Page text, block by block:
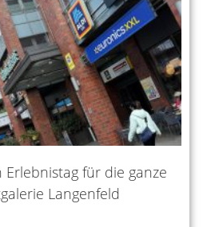
für die ganze
Langenfeld